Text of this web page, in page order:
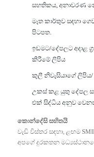
සහතිකය, අනාවරණ
මෑත කාර්තුව සඳහා
පිටපත.
ඉඩමට/දේපලට අදාළ
කිරීමේ ලිපිය
කුලී නිවැසියාගේ ලිපිය/
උකස් කළ යුතු දේපල
එක් සිද්ධිය අනුව
කොන්දේසි සහිතයි
වැඩි විස්තර සඳහා, ළඟම
අපගේ දුරකතන